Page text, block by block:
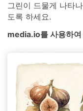
그린이 드물게 나타
도록 하세요.
media.io를 사용하여